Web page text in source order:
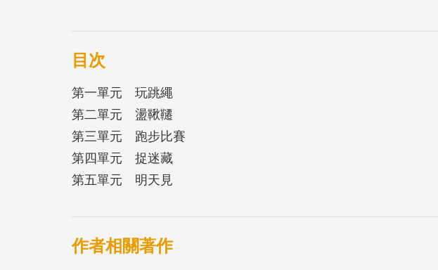
在日常生活環境中溝通無礙，同享語言友善環境所帶來的共好社
目次
第一單元 玩跳繩
第二單元 盪鞦韆
第三單元 跑步比賽
第四單元 捉迷藏
第五單元 明天見
作者相關著作